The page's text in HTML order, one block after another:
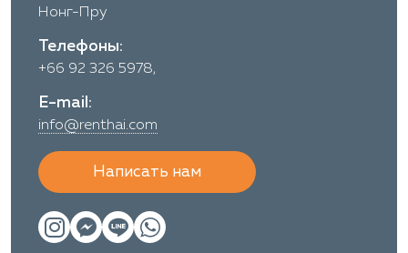
Нонг-Пру
Телефоны:
+66 92 326 5978,
E-mail:
info@renthai.com
Написать нам